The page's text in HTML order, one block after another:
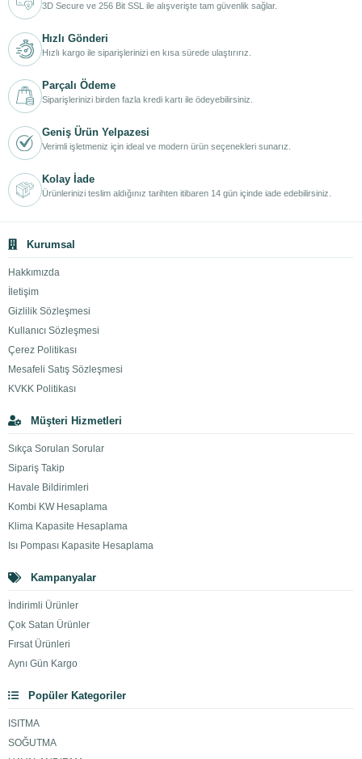
3D Secure ve 256 Bit SSL ile alışverişte tam güvenlik sağlar.
Hızlı Gönderi
Hızlı kargo ile siparişlerinizi en kısa sürede ulaştırırız.
Parçalı Ödeme
Siparişlerinizi birden fazla kredi kartı ile ödeyebilirsiniz.
Geniş Ürün Yelpazesi
Verimli işletmeniz için ideal ve modern ürün seçenekleri sunarız.
Kolay İade
Ürünlerinizi teslim aldığınız tarihten itibaren 14 gün içinde iade edebilirsiniz.
Kurumsal
Hakkımızda
İletişim
Gizlilik Sözleşmesi
Kullanıcı Sözleşmesi
Çerez Politikası
Mesafeli Satış Sözleşmesi
KVKK Politikası
Müşteri Hizmetleri
Sıkça Sorulan Sorular
Sipariş Takip
Havale Bildirimleri
Kombi KW Hesaplama
Klima Kapasite Hesaplama
Isı Pompası Kapasite Hesaplama
Kampanyalar
İndirimli Ürünler
Çok Satan Ürünler
Fırsat Ürünleri
Aynı Gün Kargo
Popüler Kategoriler
ISITMA
SOĞUTMA